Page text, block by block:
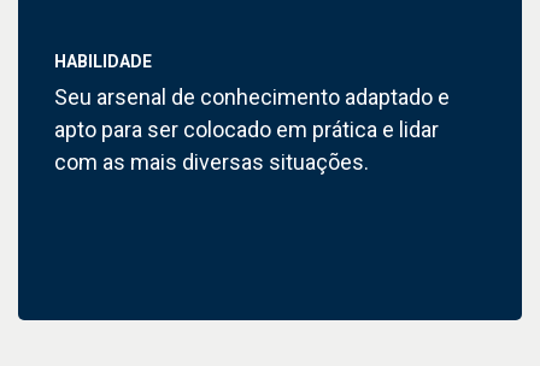
HABILIDADE
Seu arsenal de conhecimento adaptado e
apto para ser colocado em prática e lidar
com as mais diversas situações.